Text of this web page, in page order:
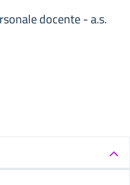
docente - a.s.